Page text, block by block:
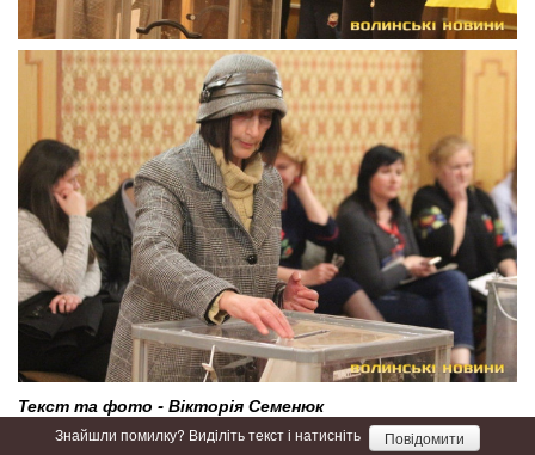
Текст та фото - Вікторія Семенюк
Знайшли помилку? Виділіть текст і натисніть Повідомити